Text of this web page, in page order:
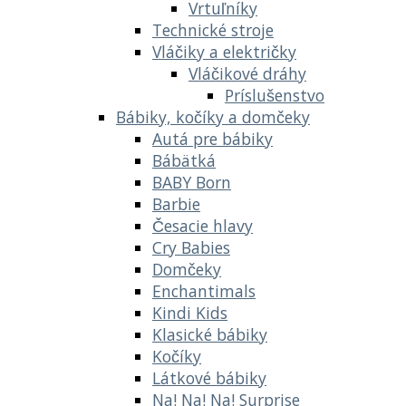
Vrtuľníky
Technické stroje
Vláčiky a električky
Vláčikové dráhy
Príslušenstvo
Bábiky, kočíky a domčeky
Autá pre bábiky
Bábätká
BABY Born
Barbie
Česacie hlavy
Cry Babies
Domčeky
Enchantimals
Kindi Kids
Klasické bábiky
Kočíky
Látkové bábiky
Na! Na! Na! Surprise